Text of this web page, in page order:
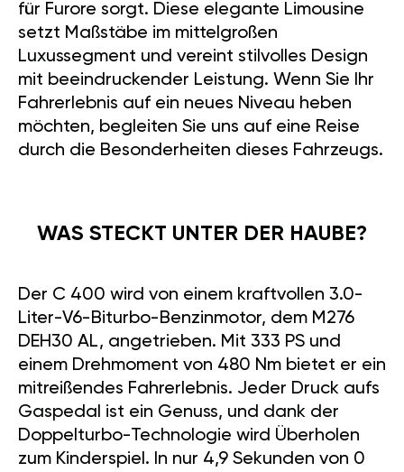
für Furore sorgt. Diese elegante Limousine
setzt Maßstäbe im mittelgroßen
Luxussegment und vereint stilvolles Design
mit beeindruckender Leistung. Wenn Sie Ihr
Fahrerlebnis auf ein neues Niveau heben
möchten, begleiten Sie uns auf eine Reise
durch die Besonderheiten dieses Fahrzeugs.
WAS STECKT UNTER DER HAUBE?
Der C 400 wird von einem kraftvollen 3.0-
Liter-V6-Biturbo-Benzinmotor, dem M276
DEH30 AL, angetrieben. Mit 333 PS und
einem Drehmoment von 480 Nm bietet er ein
mitreißendes Fahrerlebnis. Jeder Druck aufs
Gaspedal ist ein Genuss, und dank der
Doppelturbo-Technologie wird Überholen
zum Kinderspiel. In nur 4,9 Sekunden von 0